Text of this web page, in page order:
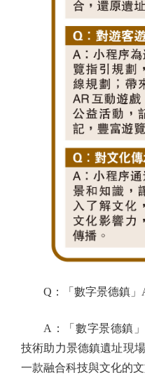
Q：「數字景德鎮」
A：「數字景德鎮」
技術助力景德鎮遺址現
一款融合科技與文化的文